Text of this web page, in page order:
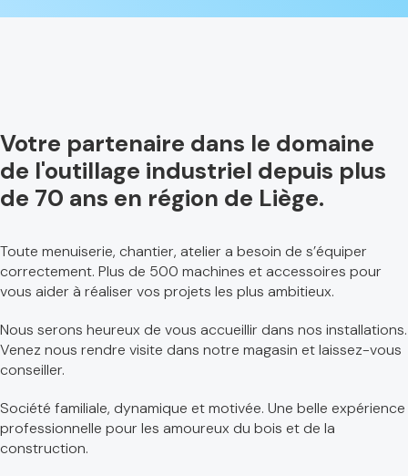
Votre partenaire dans le domaine
de l'outillage industriel depuis plus
de 70 ans en région de Liège.
Toute menuiserie, chantier, atelier a besoin de s’équiper
correctement. Plus de 500 machines et accessoires pour
vous aider à réaliser vos projets les plus ambitieux.
Nous serons heureux de vous accueillir dans nos installations.
Venez nous rendre visite dans notre magasin et laissez-vous
conseiller.
Société familiale, dynamique et motivée. Une belle expérience
professionnelle pour les amoureux du bois et de la
construction.